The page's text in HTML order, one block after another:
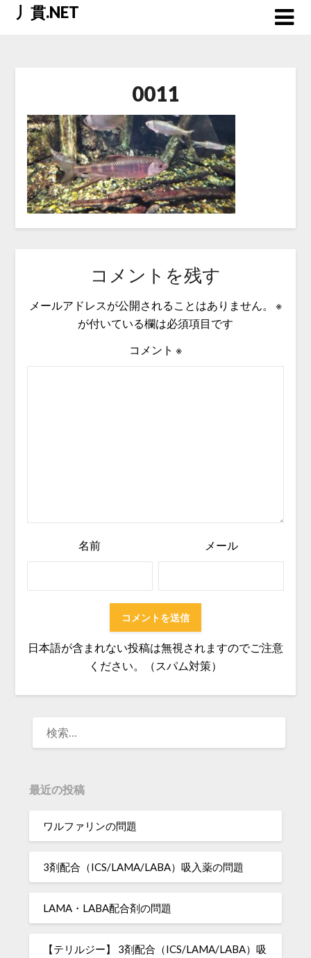
Skip丿貫.NET
0011
コメントを残す
メールアドレスが公開されることはありません。
※
が付いている欄は必須項目です
コメント ※
名前 メール
日本語が含まれない投稿は無視されますのでご注意
ください。（スパム対策）
最近の投稿
ワルファリンの問題
3剤配合（ICS/LAMA/LABA）吸入薬の問題
LAMA・LABA配合剤の問題
【テリルジー】 3剤配合（ICS/LAMA/LABA）吸